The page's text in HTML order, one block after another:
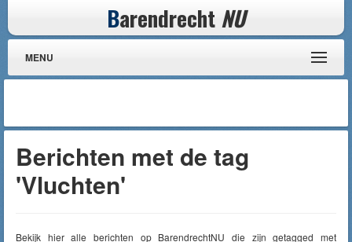
Barendrecht NU
MENU
Berichten met de tag
'Vluchten'
Bekijk hier alle berichten op BarendrechtNU die zijn getagged met